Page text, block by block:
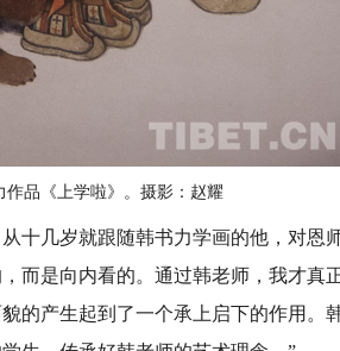
作品《上学啦》。摄影：赵耀
几岁就跟随韩书力学画的他，对恩
而是向内看的。通过韩老师，我才真
的产生起到了一个承上启下的作用。